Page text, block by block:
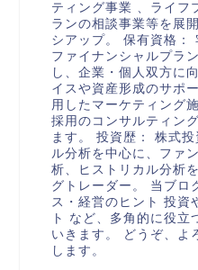
ティング事業 、ライフ
ランの相談事業等を展
シアップ。 保有資格：
ファイナンシャルプラ
し、企業・個人双方に
イスや資産形成のサポ
用したマーケティング
採用のコンサルティン
ます。 投資歴： 株式
ル分析を中心に、ファ
析、ヒストリカル分析
グトレーダー。 当ブロ
ス・経営のヒント 投資
ト など、多角的に役立
いきます。 どうぞ、よ
します。